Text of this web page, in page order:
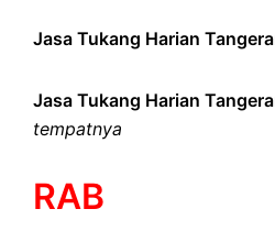
Jasa Tukang Harian
Jasa Tukang Harian
tempatnya
RAB